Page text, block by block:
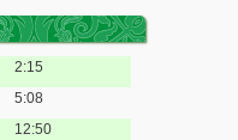
2:15
5:08
12:50